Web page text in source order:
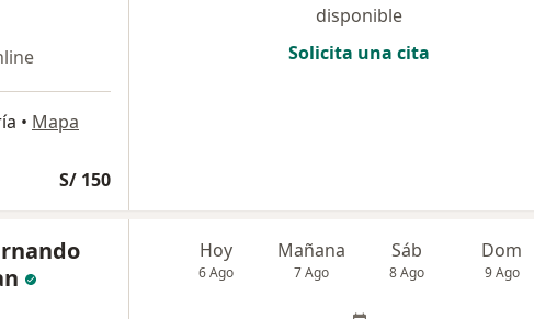
• Mapa
S/ 150
disponible
Solicita una cita
Hoy
6 Ago
Mañana
7 Ago
Sáb
8 Ago
Dom
9 Ago